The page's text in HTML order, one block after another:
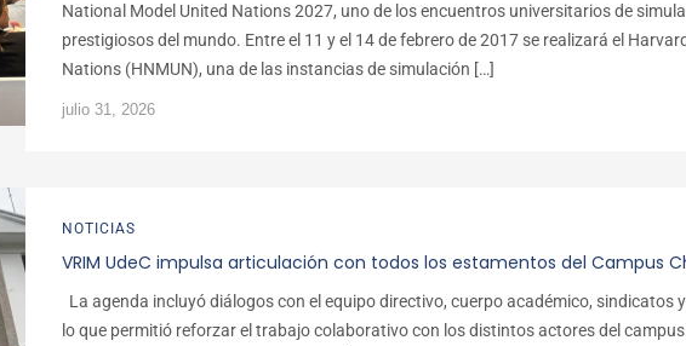
National Model United Nations 2027, uno de los encuentros universitarios de
prestigiosos del mundo. Entre el 11 y el 14 de febrero de 2017 se realizará el
Nations (HNMUN), una de las instancias de simulación […]
julio 31, 2026
NOTICIAS
VRIM UdeC impulsa articulación con todos los estamentos del Campus
La agenda incluyó diálogos con el equipo directivo, cuerpo académico, sindicatos
lo que permitió reforzar el trabajo colaborativo con los distintos actores del